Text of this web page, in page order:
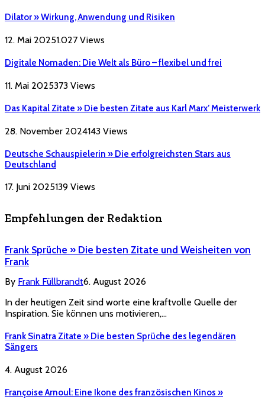
Dilator » Wirkung, Anwendung und Risiken
12. Mai 20251.027 Views
Digitale Nomaden: Die Welt als Büro – flexibel und frei
11. Mai 2025373 Views
Das Kapital Zitate » Die besten Zitate aus Karl Marx’ Meisterwerk
28. November 2024143 Views
Deutsche Schauspielerin » Die erfolgreichsten Stars aus
Deutschland
17. Juni 2025139 Views
Empfehlungen der Redaktion
Frank Sprüche » Die besten Zitate und Weisheiten von
Frank
By Frank Füllbrandt6. August 2026
In der heutigen Zeit sind worte eine kraftvolle Quelle der
Inspiration. Sie können uns motivieren,…
Frank Sinatra Zitate » Die besten Sprüche des legendären
Sängers
4. August 2026
Françoise Arnoul: Eine Ikone des französischen Kinos »